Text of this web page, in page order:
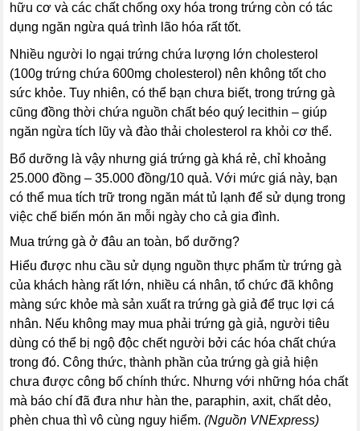
hữu cơ và các chất chống oxy hóa trong trứng còn có tác
dụng ngăn ngừa quá trình lão hóa rất tốt.
Nhiều người lo ngại trứng chứa lượng lớn cholesterol
(100g trứng chứa 600mg cholesterol) nên không tốt cho
sức khỏe. Tuy nhiên, có thể bạn chưa biết, trong trứng gà
cũng đồng thời chứa nguồn chất béo quý lecithin – giúp
ngăn ngừa tích lũy và đào thải cholesterol ra khỏi cơ thể.
Bổ dưỡng là vậy nhưng giá trứng gà khá rẻ, chỉ khoảng
25.000 đồng – 35.000 đồng/10 quả. Với mức giá này, bạn
có thể mua tích trữ trong ngăn mát tủ lạnh để sử dụng trong
việc chế biến món ăn mỗi ngày cho cả gia đình.
Mua trứng gà ở đâu an toàn, bổ dưỡng?
Hiểu được nhu cầu sử dụng nguồn thực phẩm từ trứng gà
của khách hàng rất lớn, nhiều cá nhân, tổ chức đã không
màng sức khỏe mà sản xuất ra trứng gà giả để trục lợi cá
nhân. Nếu không may mua phải trứng gà giả, người tiêu
dùng có thể bị ngộ độc chết người bởi các hóa chất chứa
trong đó. Công thức, thành phần của trứng gà giả hiện
chưa được công bố chính thức. Nhưng với những hóa chất
mà báo chí đã đưa như hàn the, paraphin, axit, chất dẻo,
phèn chua thì vô cùng nguy hiểm.(Nguồn VNExpress)